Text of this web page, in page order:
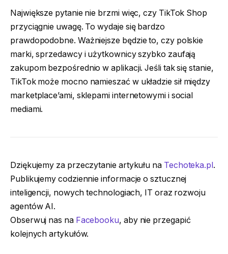
Największe pytanie nie brzmi więc, czy TikTok Shop
przyciągnie uwagę. To wydaje się bardzo
prawdopodobne. Ważniejsze będzie to, czy polskie
marki, sprzedawcy i użytkownicy szybko zaufają
zakupom bezpośrednio w aplikacji. Jeśli tak się stanie,
TikTok może mocno namieszać w układzie sił między
marketplace’ami, sklepami internetowymi i social
mediami.
Dziękujemy za przeczytanie artykułu na Techoteka.pl.
Publikujemy codziennie informacje o sztucznej
inteligencji, nowych technologiach, IT oraz rozwoju
agentów AI.
Obserwuj nas na Facebooku, aby nie przegapić
kolejnych artykułów.